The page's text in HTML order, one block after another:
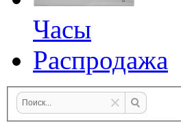
Часы
Распродажа